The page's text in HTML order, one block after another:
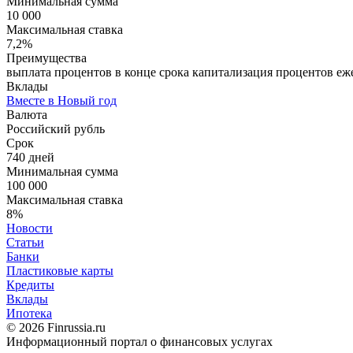
10 000
Максимальная ставка
7,2%
Преимущества
выплата процентов в конце срока капитализация процентов
Вклады
Вместе в Новый год
Валюта
Российский рубль
Срок
740 дней
Минимальная сумма
100 000
Максимальная ставка
8%
Новости
Статьи
Банки
Пластиковые карты
Кредиты
Вклады
Ипотека
© 2026 Finrussia.ru
Информационный портал о финансовых услугах